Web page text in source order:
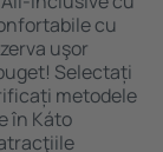
cu
uşor
Selectați
metodele
în Káto